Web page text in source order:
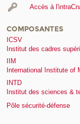
Accès à
COMPOSANTES
ICSV
Institut des cadres
IIM
International Institute of
INTD
Institut des sciences &
Pôle sécurité-défense